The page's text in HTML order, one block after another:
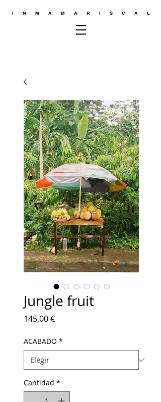
INMAMARISCAL
Jungle fruit
145,00 €Precio
ACABADO *
Cantidad *